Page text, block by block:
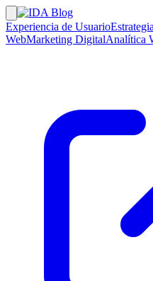
Experiencia de Usuario
WebMarketing DigitalAnalítica